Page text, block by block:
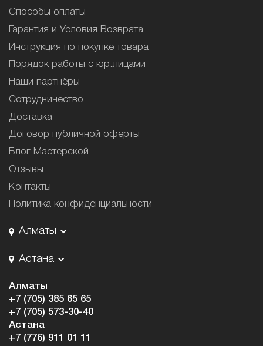
Способы оплаты
Гарантия и Условия Возврата
Инструкция по покупке товара
Порядок работы с юр.лицами
Наши партнёры
Сотрудничество
Доставка
Договор публичной оферты
Блог Мастерской
Отзывы
Контакты
Политика конфиденциальности
Алматы
Астана
Алматы
+7 (705) 385 65 65
+7 (705) 573-30-40
Астана
+7 (776) 911 01 11